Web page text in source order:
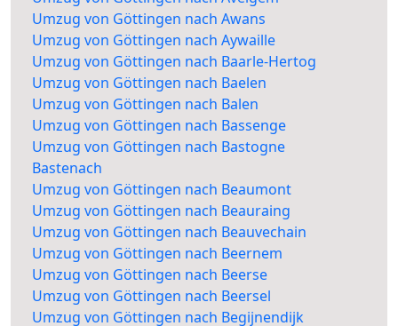
Umzug von Göttingen nach Awans
Umzug von Göttingen nach Aywaille
Umzug von Göttingen nach Baarle-Hertog
Umzug von Göttingen nach Baelen
Umzug von Göttingen nach Balen
Umzug von Göttingen nach Bassenge
Umzug von Göttingen nach Bastogne
Bastenach
Umzug von Göttingen nach Beaumont
Umzug von Göttingen nach Beauraing
Umzug von Göttingen nach Beauvechain
Umzug von Göttingen nach Beernem
Umzug von Göttingen nach Beerse
Umzug von Göttingen nach Beersel
Umzug von Göttingen nach Begijnendijk